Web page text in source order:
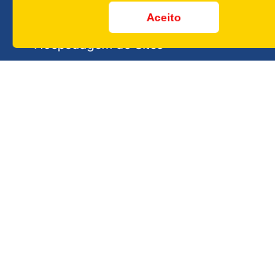
Aceito
Hospedagem Scriptcase